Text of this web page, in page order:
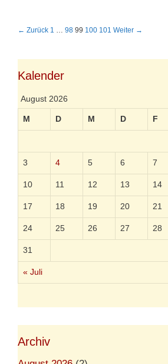
h
d
z
o
e
n
B
r
← Zurück 1 … 98 99 100 101 Weiter →
Kalender
August 2026
M D M D F
« Juli
3 4 5 6 7
10 11 12 13 14
17 18 19 20 21
24 25 26 27 28
31
Archiv